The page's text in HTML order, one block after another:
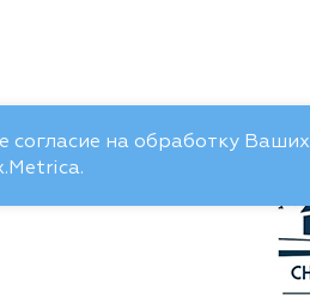
на обработку Ваших